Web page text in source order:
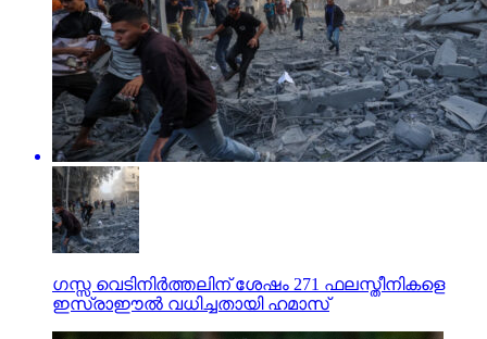
ഗസ്സ വെടിനിര്‍ത്തലിന് ശേഷം 271 ഫലസ്തീനികളെ
ഇസ്രാഈല്‍ വധിച്ചതായി ഹമാസ്